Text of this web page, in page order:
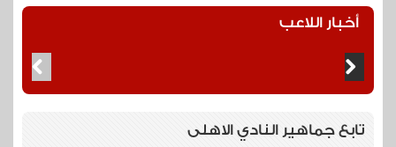
أخبار اللاعب
تابع جماهير النادي الاهلى